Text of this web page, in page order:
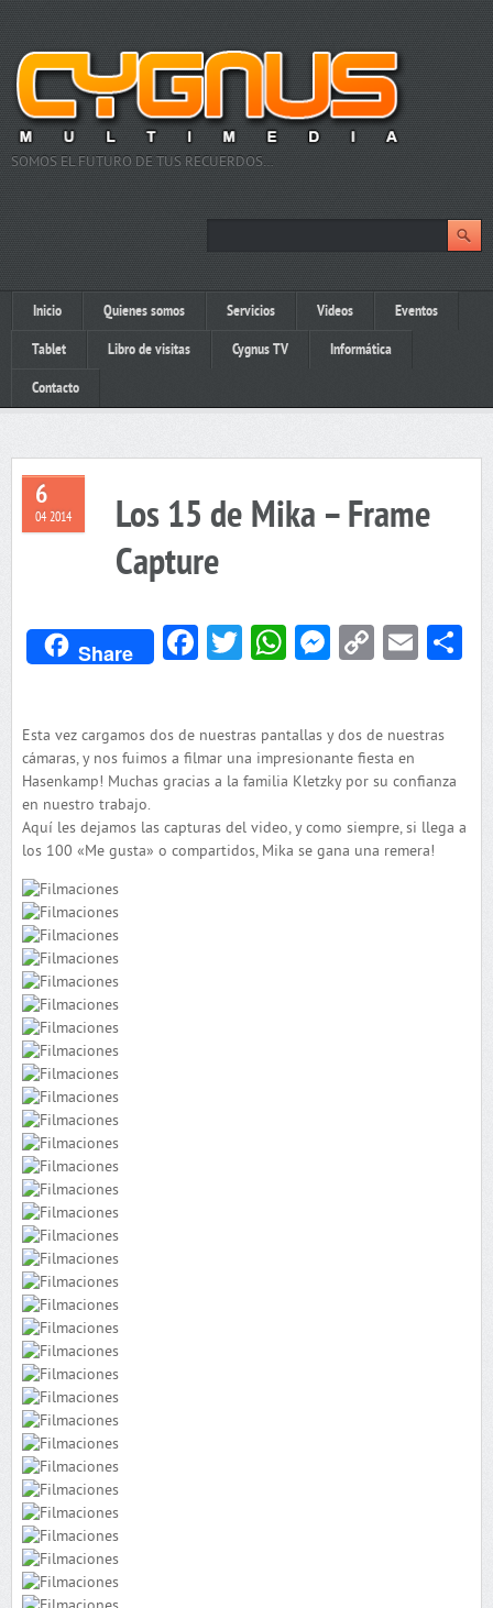
SOMOS EL FUTURO DE TUS RECUERDOS…
Inicio Quienes somos Servicios Videos Eventos
Tablet Libro de visitas Cygnus TV Informática
Contacto
6
04 2014
Los 15 de Mika – Frame
Capture
Share Facebook
Twitter
WhatsApp
Messenger
Copy
Esta vez cargamos dos de nuestras pantallas y dos de nuestras
cámaras, y nos fuimos a filmar una impresionante fiesta en
Hasenkamp! Muchas gracias a la familia Kletzky por su confianza
en nuestro trabajo.
Aquí les dejamos las capturas del video, y como siempre, si llega a
los 100 «Me gusta» o compartidos, Mika se gana una remera!